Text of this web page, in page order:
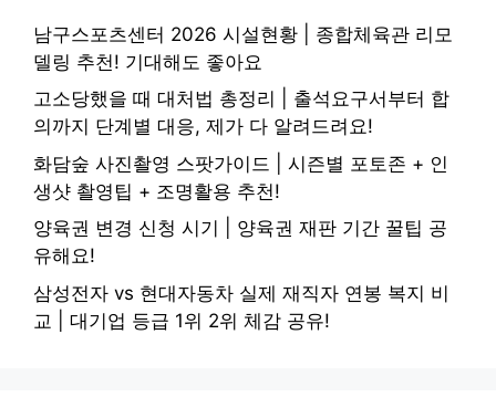
남구스포츠센터 2026 시설현황 | 종합체육관 리모
델링 추천! 기대해도 좋아요
고소당했을 때 대처법 총정리 | 출석요구서부터 합
의까지 단계별 대응, 제가 다 알려드려요!
화담숲 사진촬영 스팟가이드 | 시즌별 포토존 + 인
생샷 촬영팁 + 조명활용 추천!
양육권 변경 신청 시기 | 양육권 재판 기간 꿀팁 공
유해요!
삼성전자 vs 현대자동차 실제 재직자 연봉 복지 비
교 | 대기업 등급 1위 2위 체감 공유!